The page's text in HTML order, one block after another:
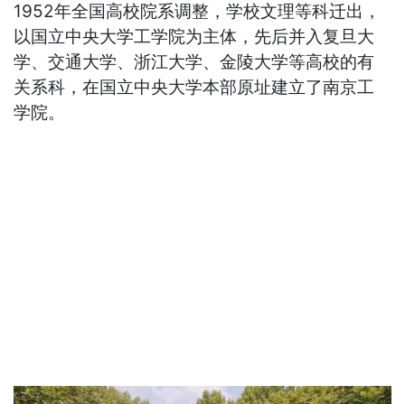
1952年全国高校院系调整，学校文理等科迁出，
以国立中央大学工学院为主体，先后并入复旦大
学、交通大学、浙江大学、金陵大学等高校的有
关系科，在国立中央大学本部原址建立了南京工
学院。